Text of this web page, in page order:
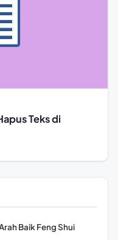
Teks di
Baik Feng Shui